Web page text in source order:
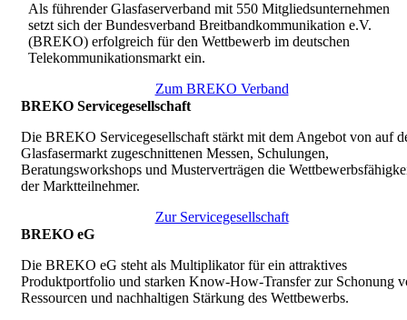
Als führender Glasfaserverband mit 550 Mitgliedsunternehmen
setzt sich der Bundesverband Breitbandkommunikation e.V.
(BREKO) erfolgreich für den Wettbewerb im deutschen
Telekommunikationsmarkt ein.
Zum BREKO Verband
BREKO Servicegesellschaft
Die BREKO Servicegesellschaft stärkt mit dem Angebot von auf
Glasfasermarkt zugeschnittenen Messen, Schulungen,
Beratungsworkshops und Musterverträgen die
der Marktteilnehmer.
Zur Servicegesellschaft
BREKO eG
Die BREKO eG steht als Multiplikator für ein attraktives
Produktportfolio und starken Know-How-Transfer zur Schonung
Ressourcen und nachhaltigen Stärkung des Wettbewerbs.